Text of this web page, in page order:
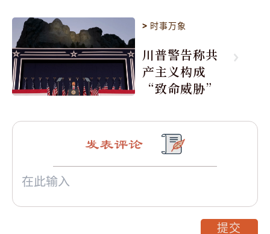
> 时事万象
川普警告称共
产主义构成
“致命威胁”
发表评论
提交